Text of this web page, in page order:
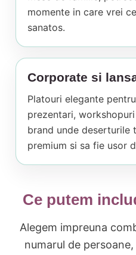
momente in care vrei
sanatos.
Corporate si
Platouri elegante
prezentari,
brand unde deserturile
premium si sa fie usor
Ce putem
Alegem impreuna
numarul de